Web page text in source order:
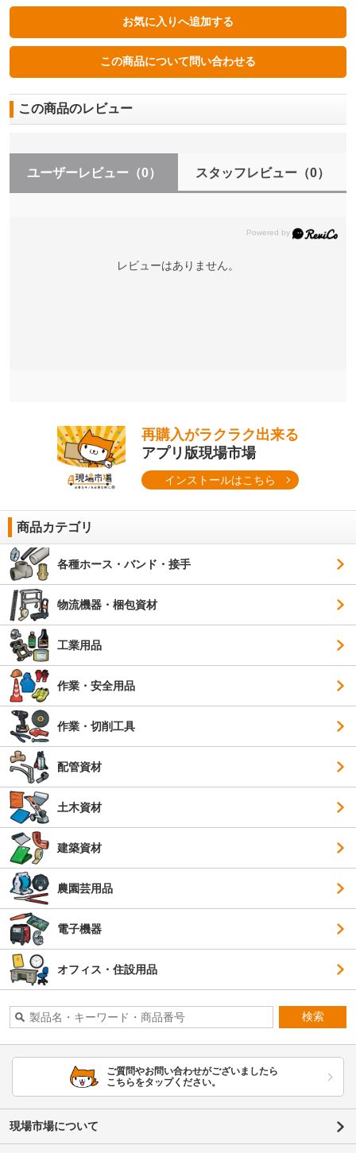
この商品のレビュー
ユーザーレビュー （0） スタッフレビュー（0）
レビューはありません。
再購入がラクラク出来る
アプリ版現場市場
インストールはこちら
商品カテゴリ
各種ホース・バンド・接手
物流機器・梱包資材
工業用品
作業・安全用品
作業・切削工具
配管資材
土木資材
建築資材
農園芸用品
電子機器
オフィス・住設用品
検索
ご質問やお問い合わせがございましたら
こちらをタップください。
現場市場について